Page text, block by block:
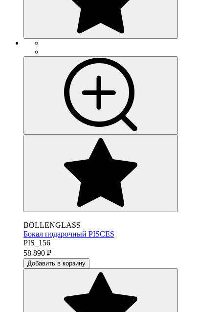
BOLLENGLASS
Бокал подарочный PISCES
PIS_156
58 890 ₽
Добавить в корзину